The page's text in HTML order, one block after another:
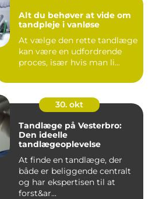
Alt du behøver at vide om
tandpleje i vanløse
At vælge den rette tandlæge
kan være en udfordrende
proces, især hvis man li...
30. okt
Tandlæge på Vesterbro:
Den ideelle
tandlægeoplevelse
At finde en tandlæge, der
både er beliggende centralt
og har ekspertisen til at
forst&ar...